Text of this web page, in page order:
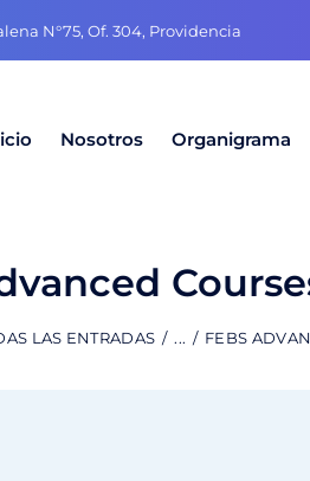
N°75, Of. 304, Providencia
Nosotros Organigrama
LAS ENTRADAS ... FEBS